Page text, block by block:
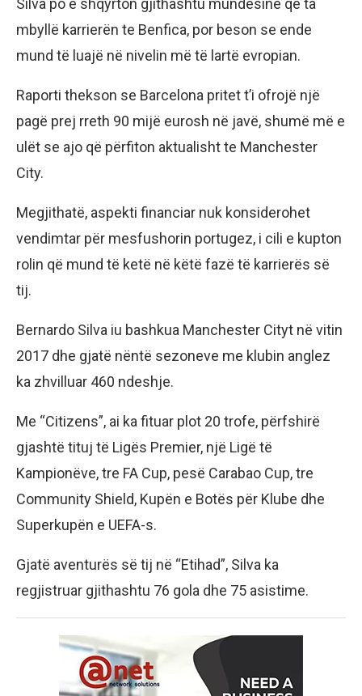
Silva po e shqyrton gjithashtu mundësinë që ta
mbyllë karrierën te Benfica, por beson se ende
mund të luajë në nivelin më të lartë evropian.
Raporti thekson se Barcelona pritet t’i ofrojë një
pagë prej rreth 90 mijë eurosh në javë, shumë më e
ulët se ajo që përfiton aktualisht te Manchester
City.
Megjithatë, aspekti financiar nuk konsiderohet
vendimtar për mesfushorin portugez, i cili e kupton
rolin që mund të ketë në këtë fazë të karrierës së
tij.
Bernardo Silva iu bashkua Manchester Cityt në vitin
2017 dhe gjatë nëntë sezoneve me klubin anglez
ka zhvilluar 460 ndeshje.
Me “Citizens”, ai ka fituar plot 20 trofe, përfshirë
gjashtë tituj të Ligës Premier, një Ligë të
Kampionëve, tre FA Cup, pesë Carabao Cup, tre
Community Shield, Kupën e Botës për Klube dhe
Superkupën e UEFA-s.
Gjatë aventurës së tij në “Etihad”, Silva ka
regjistruar gjithashtu 76 gola dhe 75 asistime.